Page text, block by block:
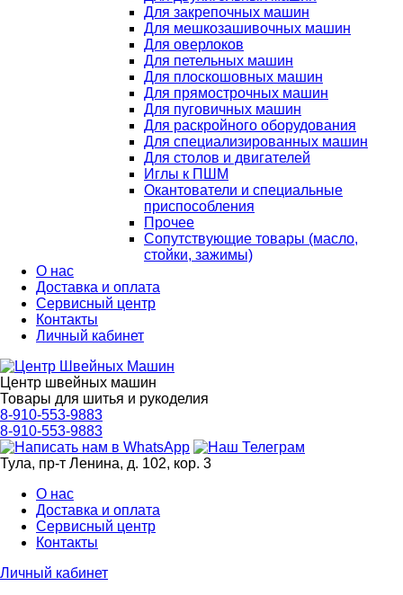
Для закрепочных машин
Для мешкозашивочных машин
Для оверлоков
Для петельных машин
Для плоскошовных машин
Для прямострочных машин
Для пуговичных машин
Для раскройного оборудования
Для специализированных машин
Для столов и двигателей
Иглы к ПШМ
Окантователи и специальные
приспособления
Прочее
Сопутствующие товары (масло,
стойки, зажимы)
О нас
Доставка и оплата
Сервисный центр
Контакты
Личный кабинет
Центр швейных машин
Товары для шитья и рукоделия
8-910-553-9883
8-910-553-9883
Тула, пр-т Ленина, д. 102, кор. 3
О нас
Доставка и оплата
Сервисный центр
Контакты
Личный кабинет